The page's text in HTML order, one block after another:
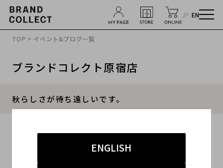
JP EN
ENGLISH
TOP > イベント&ブログ一覧
ブランドコレクト原宿店
秋らしさが待ち遠しいです。